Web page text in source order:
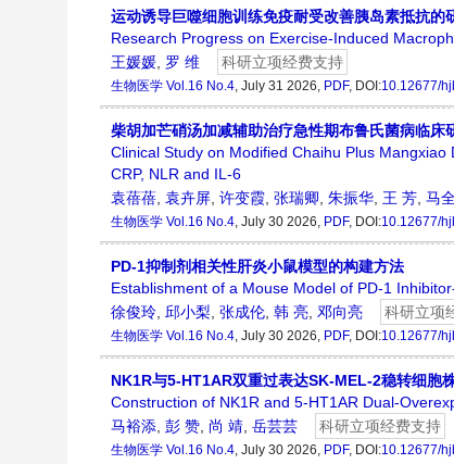
运动诱导巨噬细胞训练免疫耐受改善胰岛素抵抗的
Research Progress on Exercise-Induced
王媛媛, 罗 维 科研立项经费支持
生物医学 Vol.16 No.4, July 31 2026, PDF, DOI:10.12677/
柴胡加芒硝汤加减辅助治疗急性期布鲁氏菌病临
Clinical Study on Modified Chaihu Plus
CRP, NLR and IL-6
袁蓓蓓, 袁卉屏, 许变霞, 张瑞卿, 朱振华, 王 芳, 马
生物医学 Vol.16 No.4, July 30 2026, PDF, DOI:10.12677/
PD-1抑制剂相关性肝炎小鼠模型的构建方法
Establishment of a Mouse Model of PD-1
徐俊玲, 邱小梨, 张成伦, 韩 亮, 邓向亮 科研立项
生物医学 Vol.16 No.4, July 30 2026, PDF, DOI:10.12677/
NK1R与5-HT1AR双重过表达SK-MEL-2稳转细胞
Construction of NK1R and 5-HT1AR Dual-
马裕添, 彭 赞, 尚 靖, 岳芸芸 科研立项经费支持
生物医学 Vol.16 No.4, July 30 2026, PDF, DOI:10.12677/